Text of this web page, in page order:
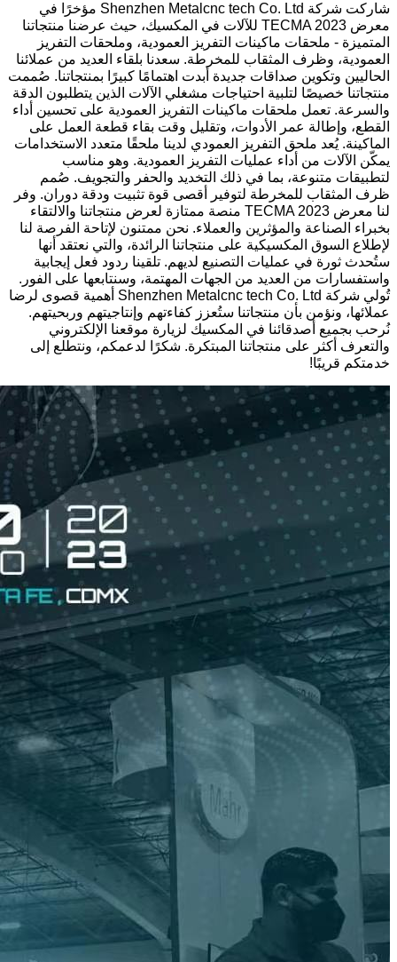
شاركت شركة Shenzhen Metalcnc tech Co. Ltd مؤخرًا في
معرض TECMA 2023 للآلات في المكسيك، حيث عرضنا منتجاتنا
المتميزة - ملحقات ماكينات التفريز العمودية، وملحقات التفريز
العمودية، وظرف المثقاب للمخرطة. سعدنا بلقاء العديد من عملائنا
الحاليين وتكوين صداقات جديدة أبدت اهتمامًا كبيرًا بمنتجاتنا. صُممت
منتجاتنا خصيصًا لتلبية احتياجات مشغلي الآلات الذين يتطلبون الدقة
والسرعة. تعمل ملحقات ماكينات التفريز العمودية على تحسين أداء
القطع، وإطالة عمر الأدوات، وتقليل وقت بقاء قطعة العمل على
الماكينة. يُعد ملحق التفريز العمودي لدينا ملحقًا متعدد الاستخدامات
يمكّن الآلات من أداء عمليات التفريز العمودية. وهو مناسب
لتطبيقات متنوعة، بما في ذلك التخديد والحفر والتجويف. صُمم
ظرف المثقاب للمخرطة لتوفير أقصى قوة تثبيت ودقة دوران. وفر
لنا معرض TECMA 2023 منصة ممتازة لعرض منتجاتنا والالتقاء
بخبراء الصناعة والمؤثرين والعملاء. نحن ممتنون لإتاحة الفرصة لنا
لإطلاع السوق المكسيكية على منتجاتنا الرائدة، والتي نعتقد أنها
ستُحدث ثورة في عمليات التصنيع لديهم. تلقينا ردود فعل إيجابية
واستفسارات من العديد من الجهات المهتمة، وسنتابعها على الفور.
تُولي شركة Shenzhen Metalcnc tech Co. Ltd أهمية قصوى لرضا
عملائها، ونؤمن بأن منتجاتنا ستُعزز كفاءتهم وإنتاجيتهم وربحيتهم.
نُرحب بجميع أصدقائنا في المكسيك لزيارة موقعنا الإلكتروني
والتعرف أكثر على منتجاتنا المبتكرة. شكرًا لدعمكم، ونتطلع إلى
خدمتكم قريبًا!